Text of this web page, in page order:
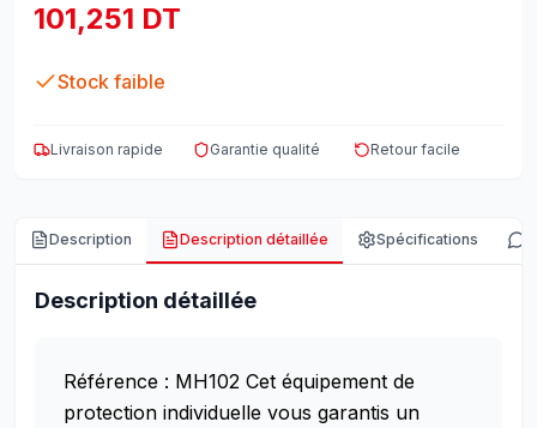
101,251 DT
Stock faible
Livraison rapide Garantie qualité Retour facile
Description Description détaillée Spécifications
Description détaillée
Référence : MH102 Cet équipement de
protection individuelle vous garantis un